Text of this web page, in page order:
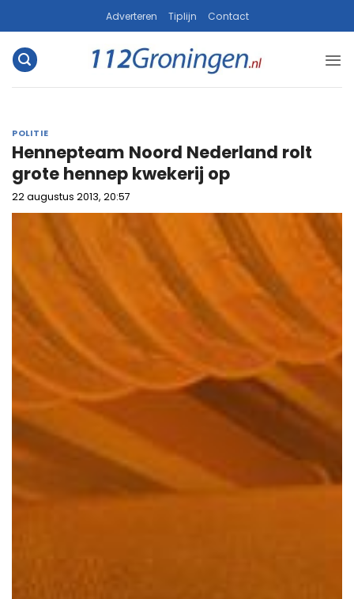
naar
inhoud
Adverteren Tiplijn Contact
POLITIE
Hennepteam Noord Nederland rolt
grote hennep kwekerij op
22 augustus 2013, 20:57